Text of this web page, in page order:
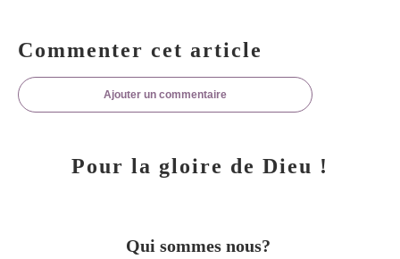
Commenter cet article
Ajouter un commentaire
Pour la gloire de Dieu !
Qui sommes nous?